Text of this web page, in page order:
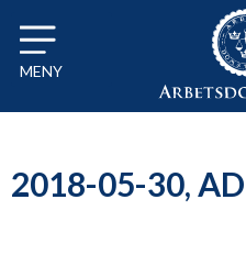
Till innehåll på sidan x
MENY
2018-05-30,